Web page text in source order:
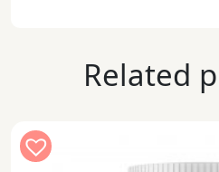
Related